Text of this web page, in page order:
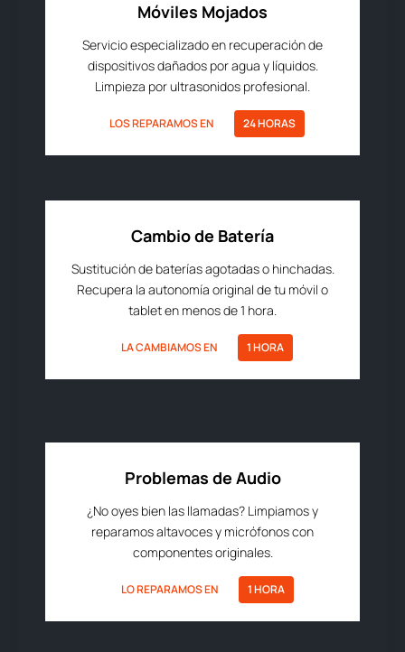
Móviles Mojados
Servicio especializado en recuperación de
dispositivos dañados por agua y líquidos.
Limpieza por ultrasonidos profesional.
LOS REPARAMOS EN 24 HORAS
Cambio de Batería
Sustitución de baterías agotadas o hinchadas.
Recupera la autonomía original de tu móvil o
tablet en menos de 1 hora.
LA CAMBIAMOS EN 1 HORA
Problemas de Audio
¿No oyes bien las llamadas? Limpiamos y
reparamos altavoces y micrófonos con
componentes originales.
LO REPARAMOS EN 1 HORA